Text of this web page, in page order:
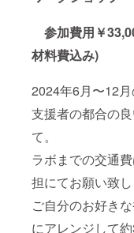
参加費用￥
材料費込み)
2024年6月〜12
支援者の都合の
て。
ラボまでの交通
担にてお願い致し
ご自分のお好き
にアレンジして